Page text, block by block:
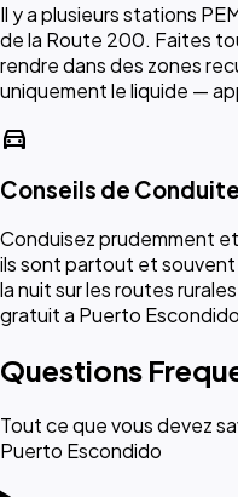
Il y a plusieurs stations
de la Route 200. Faites
rendre dans des zones
uniquement le liquide —
directions_car
Conseils de Conduite
Conduisez prudemment
ils sont partout et
la nuit sur les routes
gratuit a Puerto
Questions
Tout ce que vous devez
Puerto Escondido